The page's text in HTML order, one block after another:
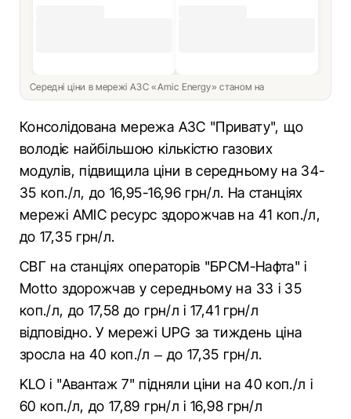
Середні ціни в мережі АЗС «Amic Energy» станом на
Консолідована мережа АЗС "Привату", що
володіє найбільшою кількістю газових
модулів, підвищила ціни в середньому на 34-
35 коп./л, до 16,95-16,96 грн/л. На станціях
мережі AMIC ресурс здорожчав на 41 коп./л,
до 17,35 грн/л.
СВГ на станціях операторів "БРСМ-Нафта" і
Motto здорожчав у середньому на 33 і 35
коп./л, до 17,58 до грн/л і 17,41 грн/л
відповідно. У мережі UPG за тиждень ціна
зросла на 40 коп./л – до 17,35 грн/л.
KLO і "Авантаж 7" підняли ціни на 40 коп./л і
60 коп./л, до 17,89 грн/л і 16,98 грн/л